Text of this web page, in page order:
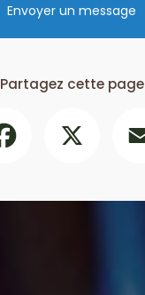
Envoyer un message
Partagez cette page